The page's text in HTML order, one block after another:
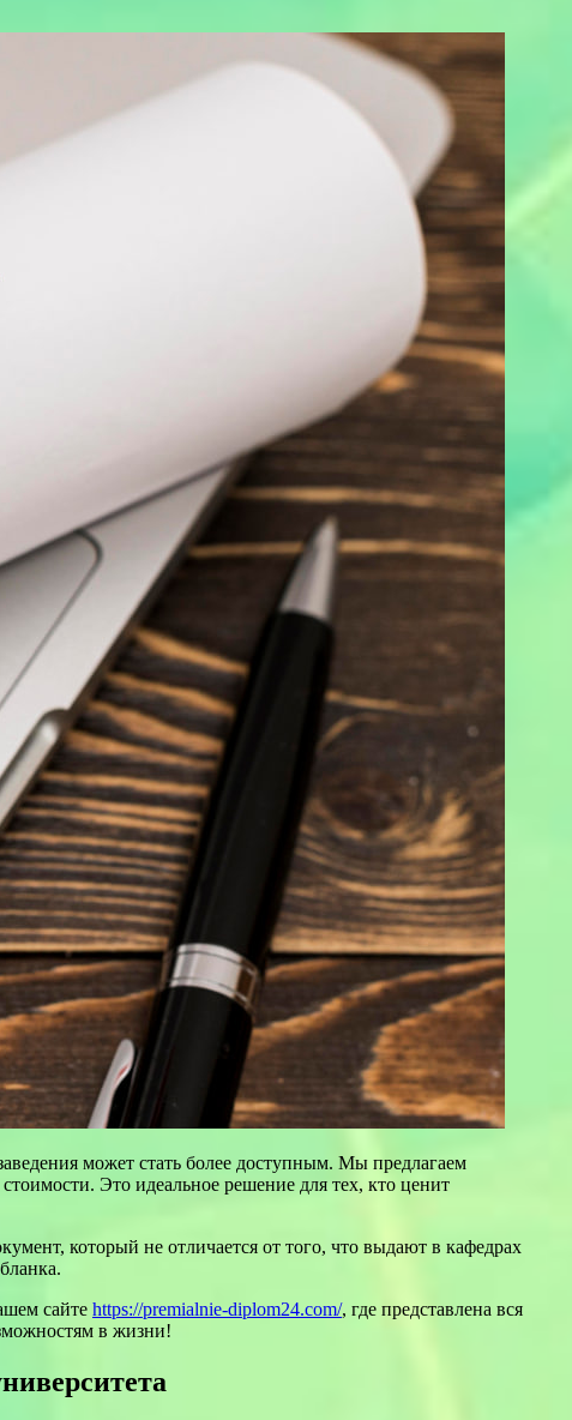
может стать более доступным. Мы предлагаем
Это идеальное решение для тех, кто ценит
который не отличается от того, что выдают в кафедрах
сайте https://premialnie-diplom24.com/, где представлена вся
в жизни!